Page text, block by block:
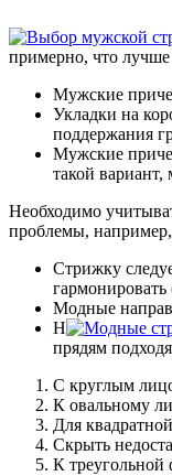
примерно, что лучше
Мужские
Укладки на
поддержания
Мужские
такой
Необходимо
проблемы,
Стрижку
гармонировать
Модные
Н
прядям
С круглым
К овальному
Для
Скрыть
К треугольной